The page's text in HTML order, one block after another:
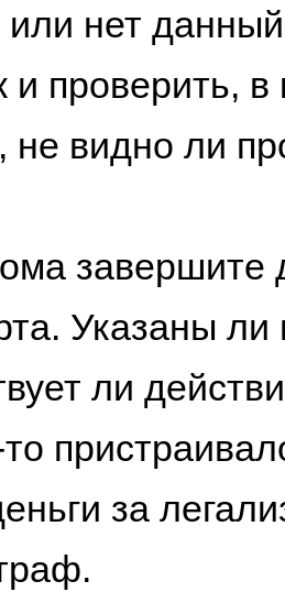
или нет
и проверить,
не видно ли
завершите
Указаны
ли
за